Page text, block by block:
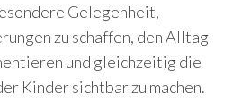
Gelegenheit,
zu schaffen, den Alltag
und gleichzeitig die
Kinder sichtbar zu machen.